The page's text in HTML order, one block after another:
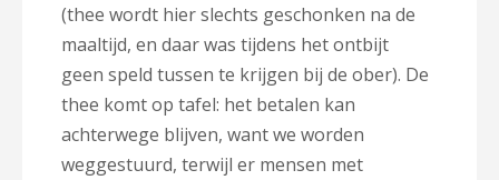
(thee wordt hier slechts geschonken na de
maaltijd, en daar was tijdens het ontbijt
geen speld tussen te krijgen bij de ober). De
thee komt op tafel: het betalen kan
achterwege blijven, want we worden
weggestuurd, terwijl er mensen met